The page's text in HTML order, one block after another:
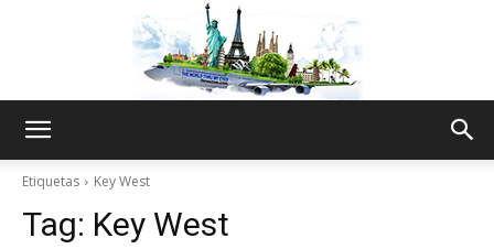
Etiquetas Key West
Tag: Key West